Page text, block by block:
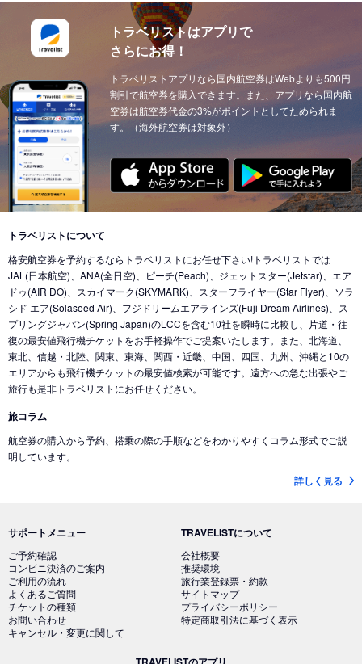
トラベリストはアプリで
さらにお得！
トラベリストアプリなら国内航空券はWebよりも500円
割引で航空券を購入できます。また、アプリなら国内航
空券は航空券代金の3%がポイントとしてためられま
す。（海外航空券は対象外）
トラベリストについて
格安航空券を予約するならトラベリストにお任せ下さい!トラベリストでは
JAL(日本航空)、ANA(全日空)、ピーチ(Peach)、ジェットスター(Jetstar)、エア
ドゥ(AIR DO)、スカイマーク(SKYMARK)、スターフライヤー(Star Flyer)、ソラ
シド エア(Solaseed Air)、フジドリームエアラインズ(Fuji Dream Airlines)、ス
プリングジャパン(Spring Japan)のLCCを含む10社を瞬時に比較し、片道・往
復の最安値飛行機チケットをお手軽操作でご提案いたします。また、北海道、
東北、信越・北陸、関東、東海、関西・近畿、中国、四国、九州、沖縄と10の
エリアからも飛行機チケットの最安値検索が可能です。遠方への急な出張やご
旅行も是非トラベリストにお任せください。
旅コラム
航空券の購入から予約、搭乗の際の手順などをわかりやすくコラム形式でご説
明しています。
詳しく見る
サポートメニュー
ご予約確認
コンビニ決済のご案内
ご利用の流れ
よくあるご質問
チケットの種類
お問い合わせ
キャンセル・変更に関して
TRAVELISTについて
会社概要
推奨環境
旅行業登録票・約款
サイトマップ
プライバシーポリシー
特定商取引法に基づく表示